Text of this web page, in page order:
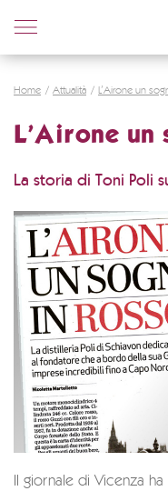
Home Attualità L’Airone un
L’Airone
La storia di Toni Poli
Il giornale di Vicenza